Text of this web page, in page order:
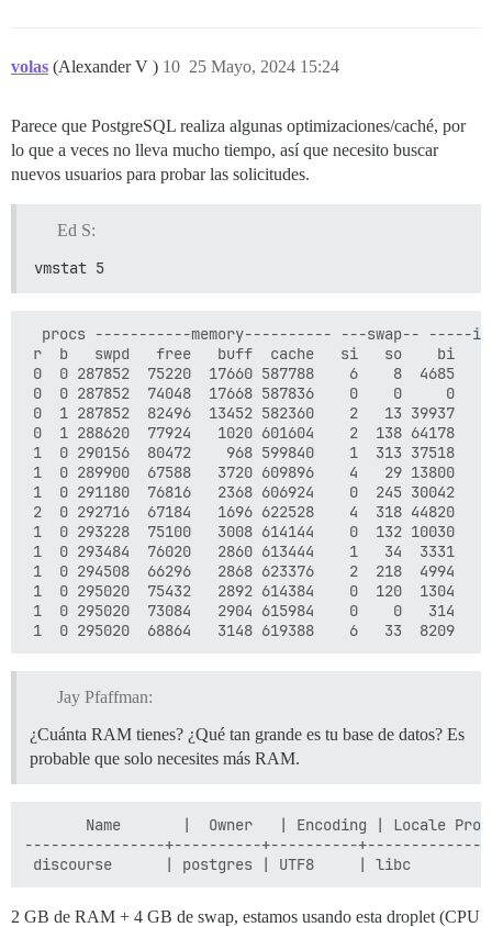
volas (Alexander V ) 25 Mayo, 2024 15:24
10
Parece que PostgreSQL realiza algunas optimizaciones/caché, por
lo que a veces no lleva mucho tiempo, así que necesito buscar
nuevos usuarios para probar las solicitudes.
Ed S:
vmstat 5
procs -----------memory---------- ---swap-- -----
r  b   swpd   free   buff  cache   si   so    bi
0  0 287852  75220  17660 587788    6    8  4685
0  0 287852  74048  17668 587836    0    0     0
0  1 287852  82496  13452 582360    2   13 39937
0  1 288620  77924   1020 601604    2  138 64178
1  0 290156  80472    968 599840    1  313 37518
1  0 289900  67588   3720 609896    4   29 13800
1  0 291180  76816   2368 606924    0  245 30042
2  0 292716  67184   1696 622528    4  318 44820
1  0 293228  75100   3008 614144    0  132 10030
1  0 293484  76020   2860 613444    1   34  3331
1  0 294508  66296   2868 623376    2  218  4994
1  0 295020  75432   2892 614384    0  120  1304
1  0 295020  73084   2904 615984    0    0   314
Jay Pfaffman:
¿Cuánta RAM tienes? ¿Qué tan grande es tu base de datos? Es
probable que solo necesites más RAM.
Name       |  Owner   | Encoding | Locale
----------------+----------+----------
2 GB de RAM + 4 GB de swap, estamos usando esta droplet (CPU